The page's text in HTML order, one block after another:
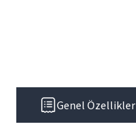
Genel Özellikler